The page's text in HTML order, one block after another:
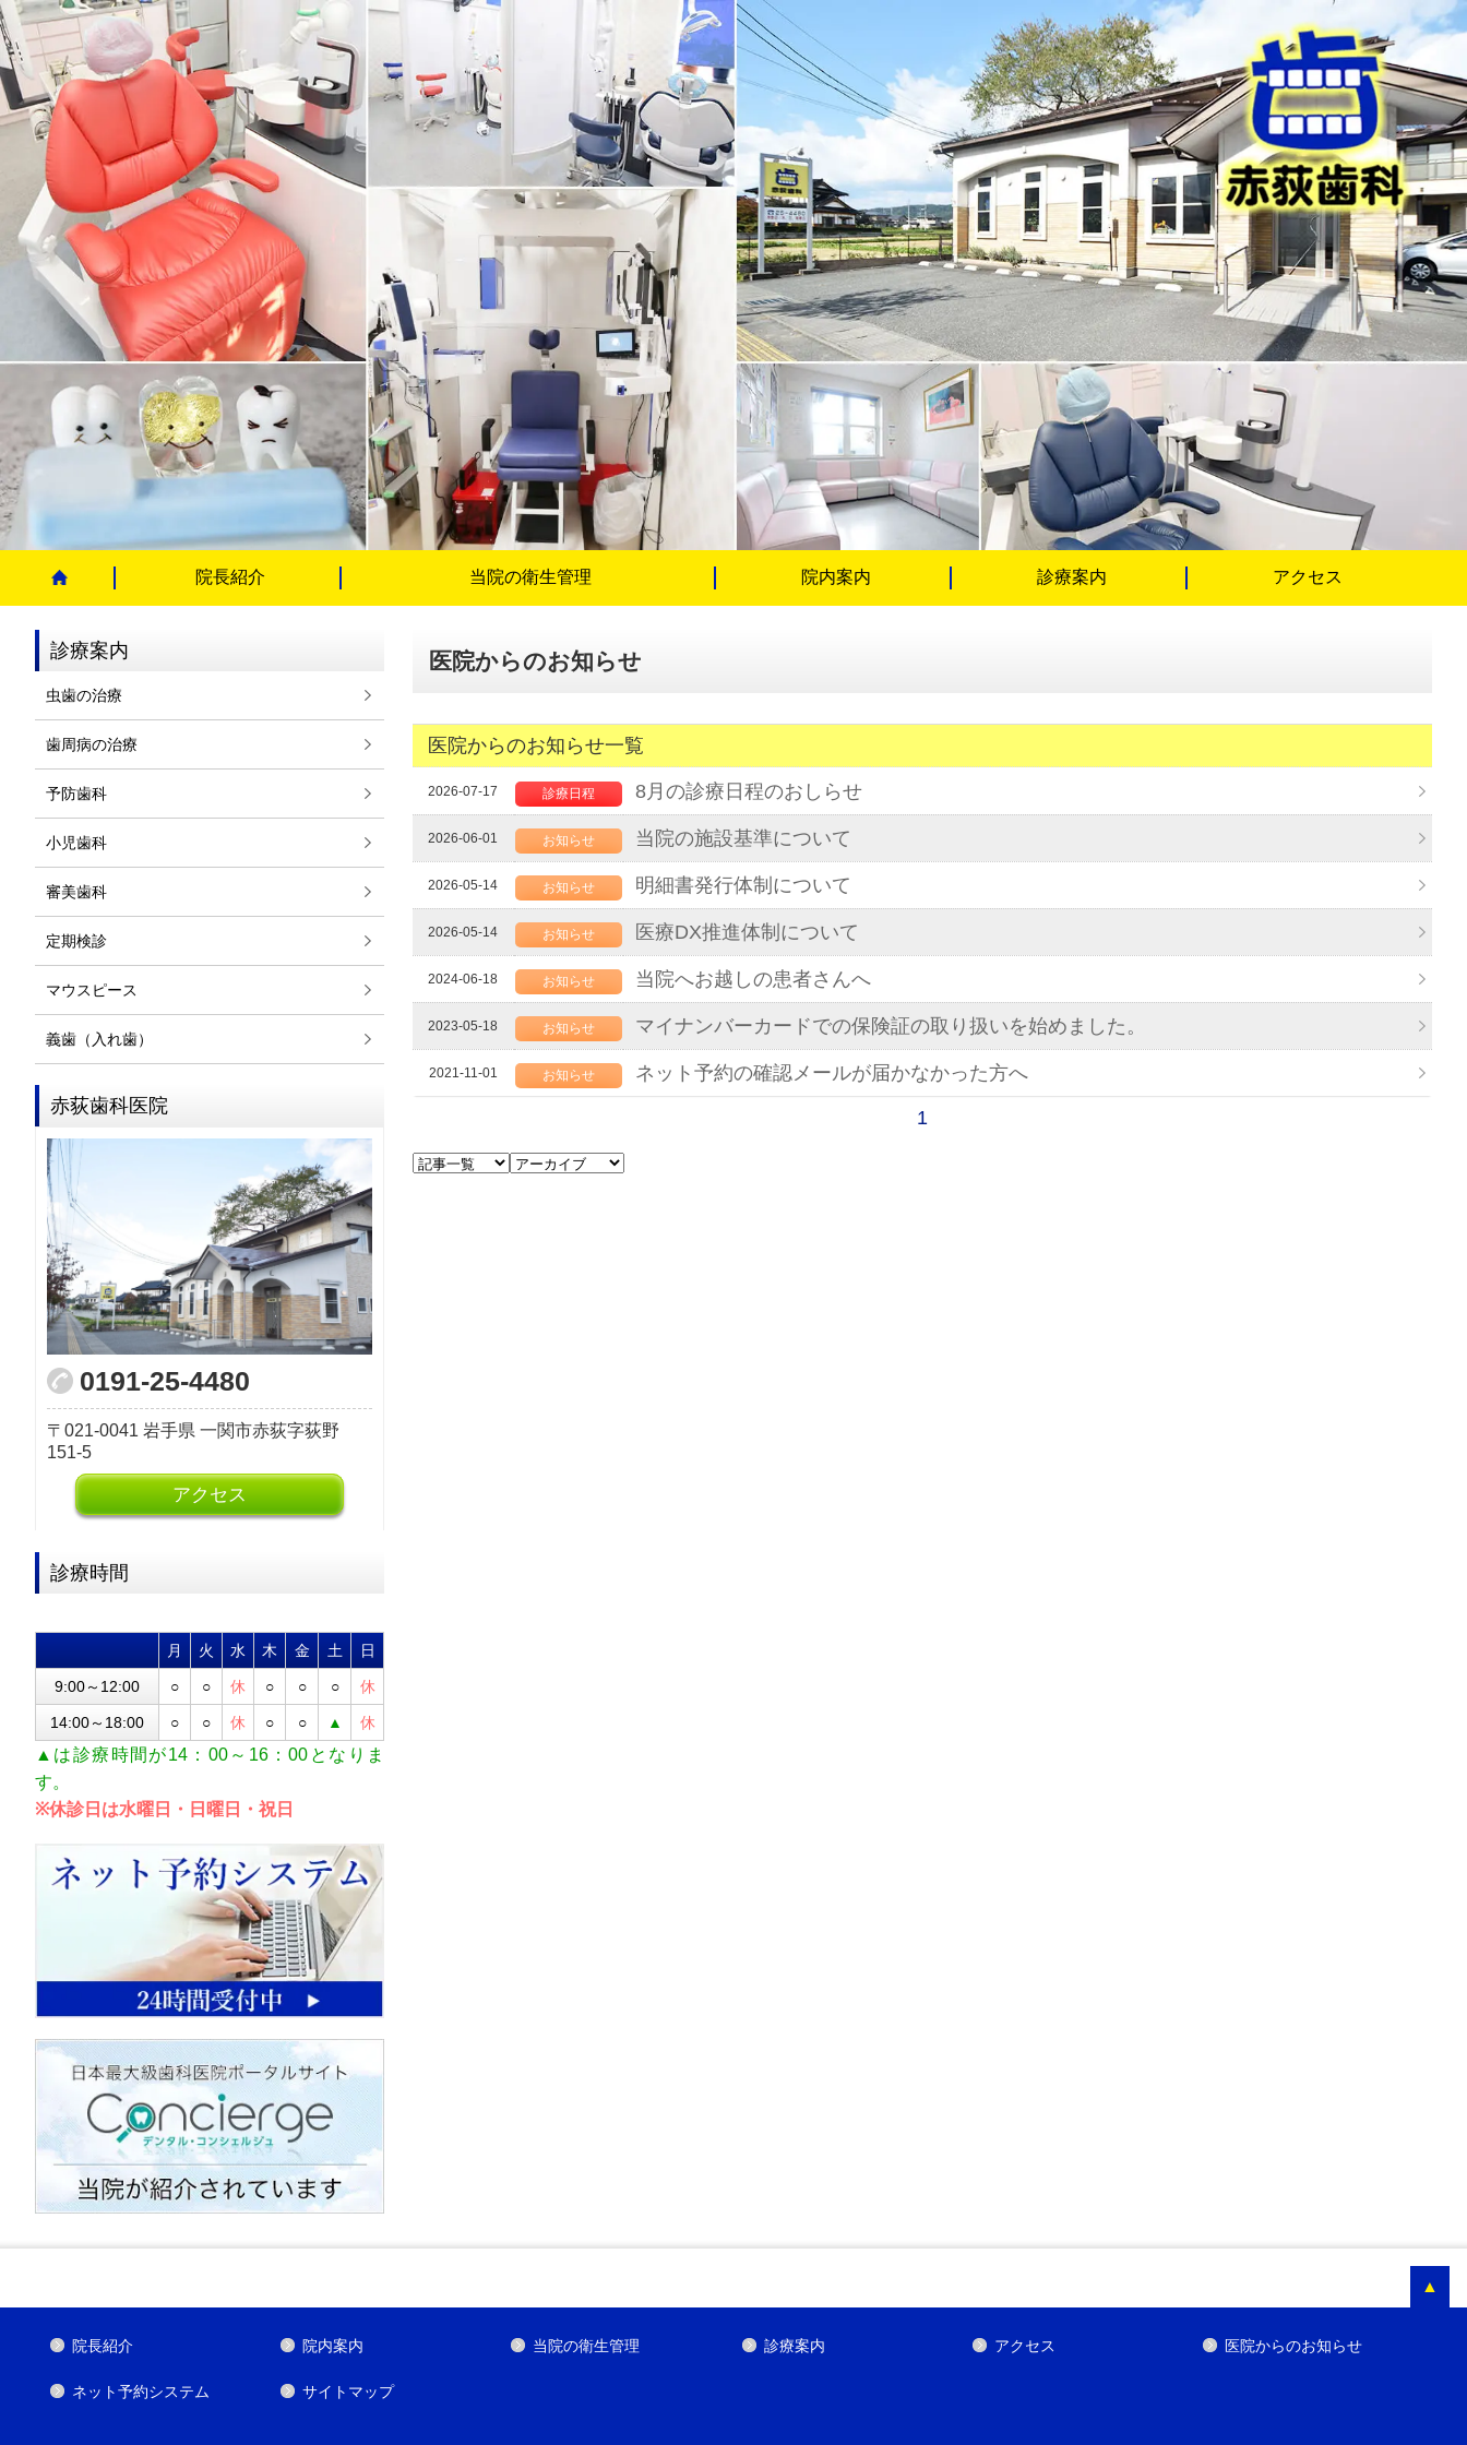
院長紹介 当院の衛生管理 院内案内 診療案内 アクセス
医院からのお知らせ
医院からのお知らせ一覧
2026-07-17 診療日程 8月の診療日程のおしらせ
2026-06-01 お知らせ 当院の施設基準について
2026-05-14 お知らせ 明細書発行体制について
2026-05-14 お知らせ 医療DX推進体制について
2024-06-18 お知らせ 当院へお越しの患者さんへ
2023-05-18 お知らせ マイナンバーカードでの保険証の取り扱いを始めました。
2021-11-01 お知らせ ネット予約の確認メールが届かなかった方へ
1
診療案内
虫歯の治療
歯周病の治療
予防歯科
小児歯科
審美歯科
定期検診
マウスピース
義歯（入れ歯）
赤荻歯科医院
0191-25-4480
021-0041 岩手県 一関市赤荻字荻野
151-5
アクセス
診療時間
月 火 水 木 金 土 日
9:00～12:00 ○ ○ 休 ○ ○ ○ 休
14:00～18:00 ○ ○ 休 ○ ○ ▲ 休
▲は診療時間が14：00～16：00となりま
す。
※休診日は水曜日・日曜日・祝日
▲
院長紹介 院内案内 当院の衛生管理 診療案内 アクセス 医院からのお知らせ
ネット予約システム サイトマップ